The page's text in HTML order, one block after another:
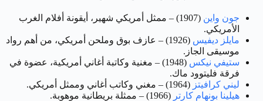
جون واين
(1907) – ممثل أمريكي شهير، أيقونة أفلام الغرب
الأمريكي.
مايلز ديفيس
(1926) – عازف بوق وملحن أمريكي، من أهم رواد
موسيقى الجاز.
ستيفي نيكس
(1948) – مغنية وكاتبة أغاني أمريكية، عضوة في
فرقة فليتوود ماك.
ليني كرافيتز (1964) – مغني وكاتب أغاني وممثل أمريكي.
هيلينا بونهام كارتر (1966) – ممثلة بريطانية موهوبة.